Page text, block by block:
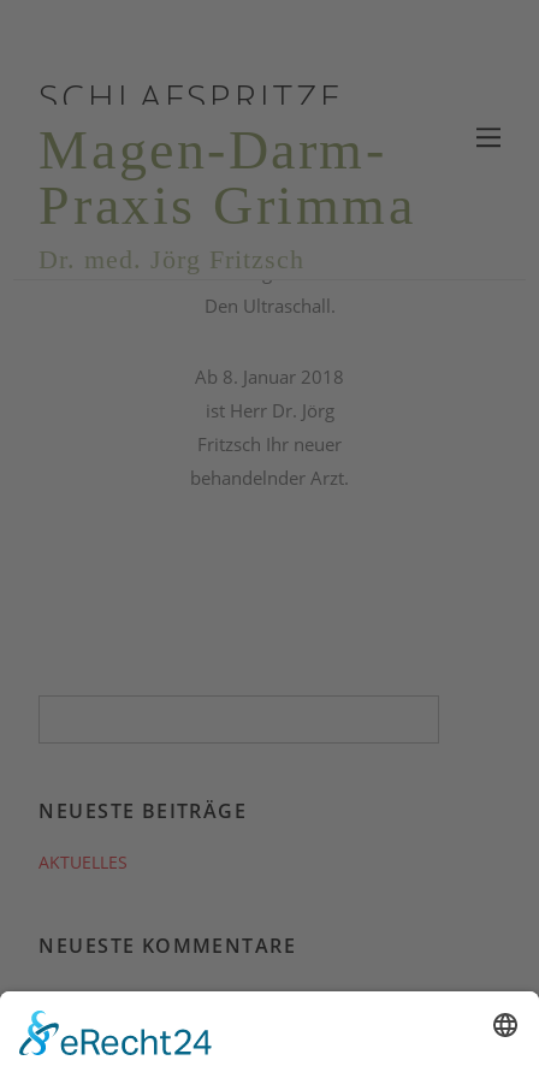
Magen-Darm-
Praxis Grimma
Dr. med. Jörg Fritzsch
SCHLAFSPRITZE
AKTUELLES
Untersuchungsmethode an.
Den Ultraschall.
Ab 8. Januar 2018
ist Herr Dr. Jörg
Fritzsch Ihr neuer
behandelnder Arzt.
NEUESTE BEITRÄGE
AKTUELLES
NEUESTE KOMMENTARE
ARCHIV